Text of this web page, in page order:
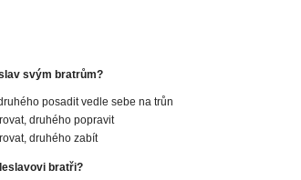
svým bratrům?
posadit vedle sebe na trůn
druhého popravit
druhého zabít
bratři?